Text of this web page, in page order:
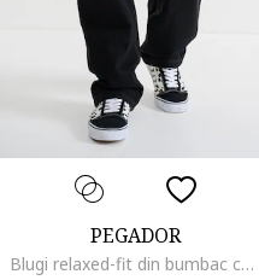
PEGADOR
Blugi relaxed-fit din bumbac cu talie medie, Negru